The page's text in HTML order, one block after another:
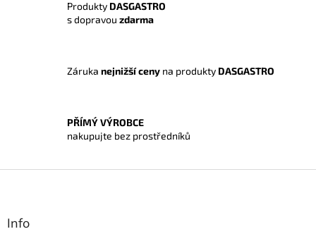
p
v
s
u
Produkty DASGASTRO
s dopravou zdarma
Záruka nejnižší ceny na produkty DASGASTRO
PŘÍMÝ VÝROBCE
nakupujte bez prostředníků
Z
Info